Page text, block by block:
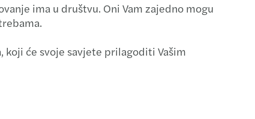
ima u društvu. Oni Vam zajedno mogu
će svoje savjete prilagoditi Vašim